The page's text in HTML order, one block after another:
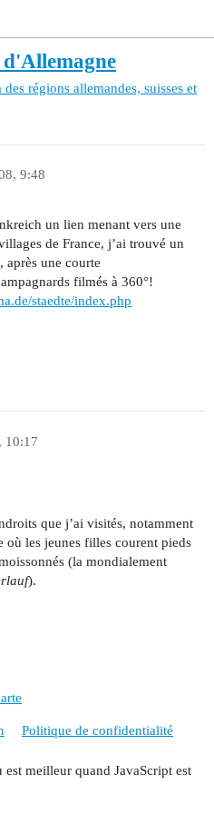
régions allemandes, suisses et
9:48
un lien menant vers une
de France, j’ai trouvé un
après une courte
filmés à 360°!
staedte/index.php
10:17
que j’ai visités, notamment
les jeunes filles courent pieds
(la mondialement
).
Politique de confidentialité
est meilleur quand JavaScript est